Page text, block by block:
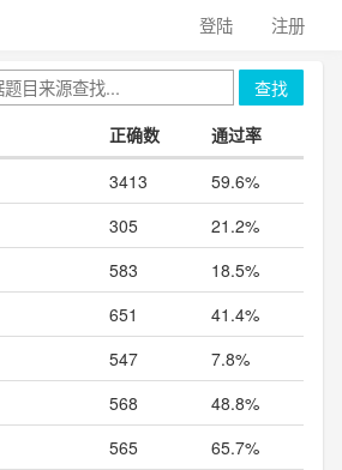
登陆 注册
查找
正确数
通过率
3413
59.6%
305
21.2%
583
18.5%
651
41.4%
547
7.8%
568
48.8%
565
65.7%